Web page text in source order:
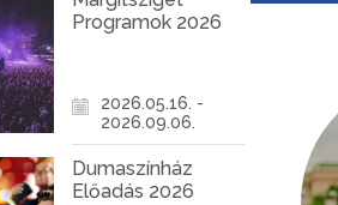
Programok 2026
2026.05.16. -
2026.09.06.
Dumaszínház
Előadás 2026